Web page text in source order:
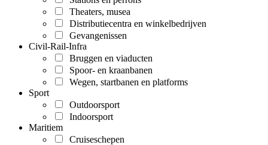
Theaters, musea
Distributiecentra en winkelbedrijven
Gevangenissen
Civil-Rail-Infra
Bruggen en viaducten
Spoor- en kraanbanen
Wegen, startbanen en platforms
Sport
Outdoorsport
Indoorsport
Maritiem
Cruiseschepen